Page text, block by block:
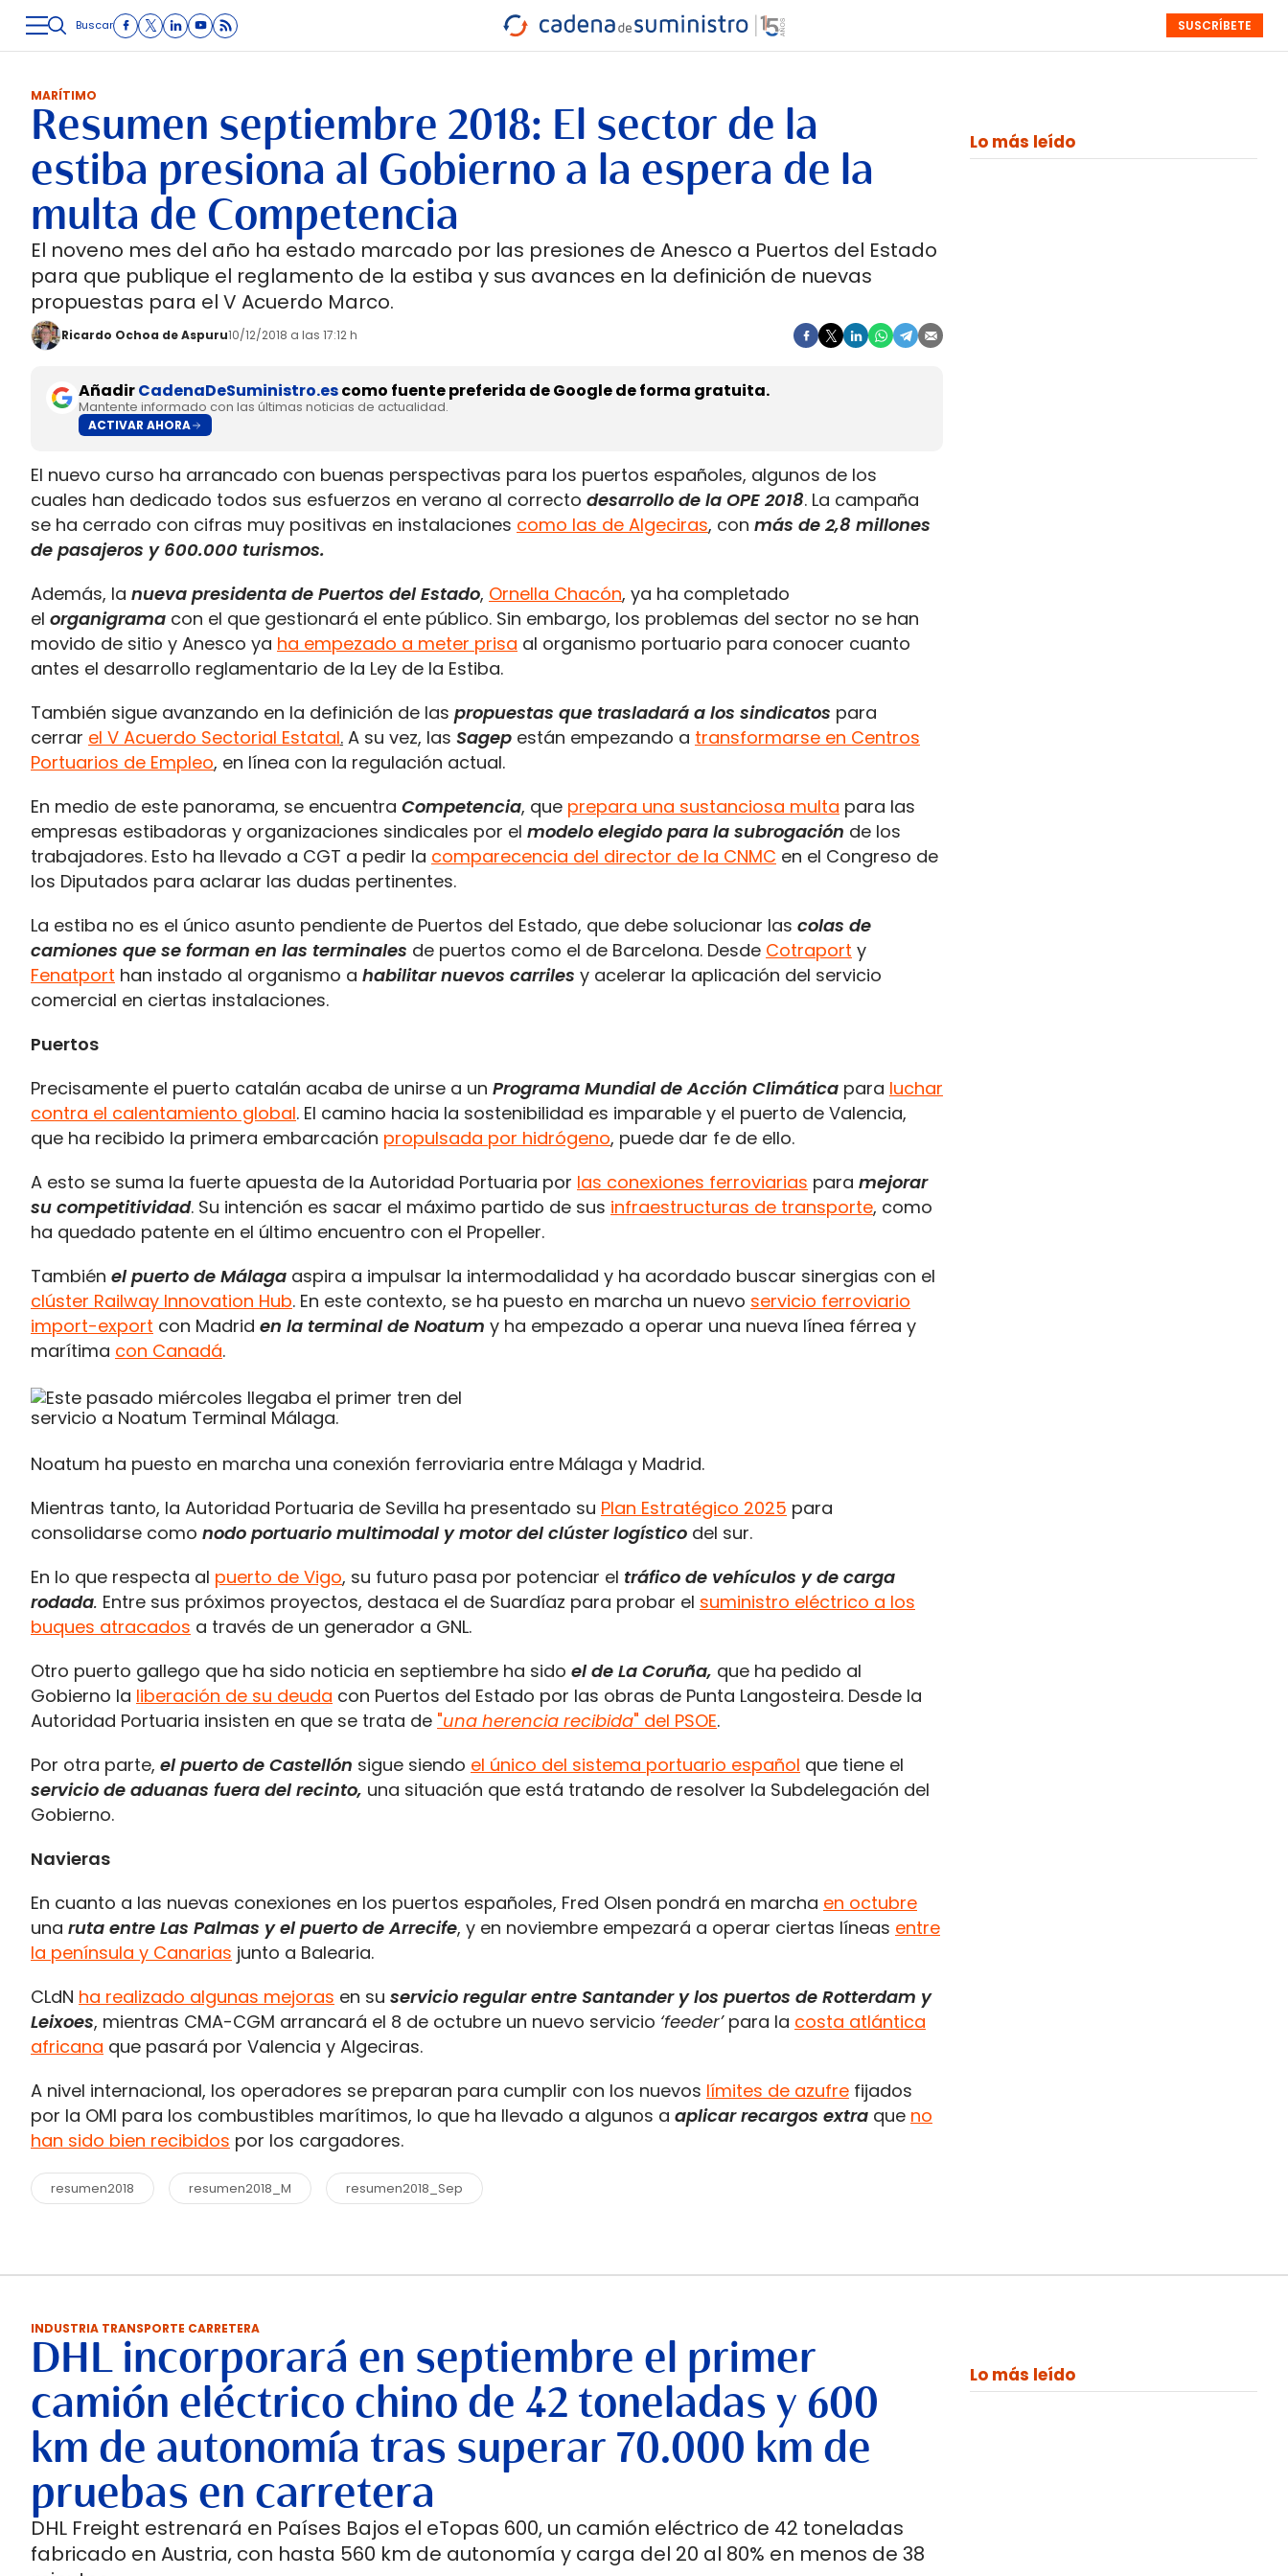
LOGÍSTICA INMOLOGÍSTICA INTRALOGÍSTICA CARRETERA
CARRETERA
MARÍTIMO INTERMODAL PROTAGONISTAS
SEMANALES
MONOGRÁFICOS EVENTOS
SUSCRÍBETE
Buscar
MARÍTIMO
Resumen septiembre 2018: El sector de la
estiba presiona al Gobierno a la espera de la
multa de Competencia
El noveno mes del año ha estado marcado por las presiones de Anesco a Puertos del Estado
para que publique el reglamento de la estiba y sus avances en la definición de nuevas
propuestas para el V Acuerdo Marco.
Ricardo Ochoa de Aspuru10/12/2018 a las 17:12 h
AñadirCadenaDeSuministro.escomo fuente preferida de Google de forma gratuita.
Mantente informado con las últimas noticias de actualidad.
ACTIVAR AHORA
El nuevo curso ha arrancado con buenas perspectivas para los puertos españoles, algunos de los
cuales han dedicado todos sus esfuerzos en verano al correcto desarrollo de la OPE 2018. La campaña
se ha cerrado con cifras muy positivas en instalaciones como las de Algeciras, con más de 2,8 millones
de pasajeros y 600.000 turismos.
Además, la nueva presidenta de Puertos del Estado, Ornella Chacón, ya ha completado
el organigrama con el que gestionará el ente público. Sin embargo, los problemas del sector no se han
movido de sitio y Anesco ya ha empezado a meter prisa al organismo portuario para conocer cuanto
antes el desarrollo reglamentario de la Ley de la Estiba.
También sigue avanzando en la definición de las propuestas que trasladará a los sindicatos para
cerrar el V Acuerdo Sectorial Estatal. A su vez, las Sagep están empezando a transformarse en Centros
Portuarios de Empleo, en línea con la regulación actual.
En medio de este panorama, se encuentra Competencia, que prepara una sustanciosa multa para las
empresas estibadoras y organizaciones sindicales por el modelo elegido para la subrogación de los
trabajadores. Esto ha llevado a CGT a pedir la comparecencia del director de la CNMC en el Congreso de
los Diputados para aclarar las dudas pertinentes.
La estiba no es el único asunto pendiente de Puertos del Estado, que debe solucionar las colas de
camiones que se forman en las terminales de puertos como el de Barcelona. Desde Cotraport y
Fenatport han instado al organismo a habilitar nuevos carriles y acelerar la aplicación del servicio
comercial en ciertas instalaciones.
Puertos
Precisamente el puerto catalán acaba de unirse a un Programa Mundial de Acción Climática para luchar
contra el calentamiento global. El camino hacia la sostenibilidad es imparable y el puerto de Valencia,
que ha recibido la primera embarcación propulsada por hidrógeno, puede dar fe de ello.
A esto se suma la fuerte apuesta de la Autoridad Portuaria por las conexiones ferroviarias para mejorar
su competitividad. Su intención es sacar el máximo partido de sus infraestructuras de transporte, como
ha quedado patente en el último encuentro con el Propeller.
También el puerto de Málaga aspira a impulsar la intermodalidad y ha acordado buscar sinergias con el
clúster Railway Innovation Hub. En este contexto, se ha puesto en marcha un nuevo servicio ferroviario
import-export con Madrid en la terminal de Noatum y ha empezado a operar una nueva línea férrea y
marítima con Canadá.
Noatum ha puesto en marcha una conexión ferroviaria entre Málaga y Madrid.
Mientras tanto, la Autoridad Portuaria de Sevilla ha presentado su Plan Estratégico 2025 para
consolidarse como nodo portuario multimodal y motor del clúster logístico del sur.
En lo que respecta al puerto de Vigo, su futuro pasa por potenciar el tráfico de vehículos y de carga
rodada. Entre sus próximos proyectos, destaca el de Suardíaz para probar el suministro eléctrico a los
buques atracados a través de un generador a GNL.
Otro puerto gallego que ha sido noticia en septiembre ha sido el de La Coruña, que ha pedido al
Gobierno la liberación de su deuda con Puertos del Estado por las obras de Punta Langosteira. Desde la
Autoridad Portuaria insisten en que se trata de "una herencia recibida" del PSOE.
Por otra parte, el puerto de Castellón sigue siendo el único del sistema portuario español que tiene el
servicio de aduanas fuera del recinto, una situación que está tratando de resolver la Subdelegación del
Gobierno.
Navieras
En cuanto a las nuevas conexiones en los puertos españoles, Fred Olsen pondrá en marcha en octubre
una ruta entre Las Palmas y el puerto de Arrecife, y en noviembre empezará a operar ciertas líneas entre
la península y Canarias junto a Balearia.
CLdN ha realizado algunas mejoras en su servicio regular entre Santander y los puertos de Rotterdam y
Leixoes, mientras CMA-CGM arrancará el 8 de octubre un nuevo servicio ‘feeder’para la costa atlántica
africana que pasará por Valencia y Algeciras.
A nivel internacional, los operadores se preparan para cumplir con los nuevos límites de azufre fijados
por la OMI para los combustibles marítimos, lo que ha llevado a algunos a aplicar recargos extra que no
han sido bien recibidos por los cargadores.
resumen2018 resumen2018_M resumen2018_Sep
Lo más leído
INDUSTRIA TRANSPORTE CARRETERA
DHL incorporará en septiembre el primer
camión eléctrico chino de 42 toneladas y 600
km de autonomía tras superar 70.000 km de
pruebas en carretera
DHL Freight estrenará en Países Bajos el eTopas 600, un camión eléctrico de 42 toneladas
fabricado en Austria, con hasta 560 km de autonomía y carga del 20 al 80% en menos de 38
Lo más leído